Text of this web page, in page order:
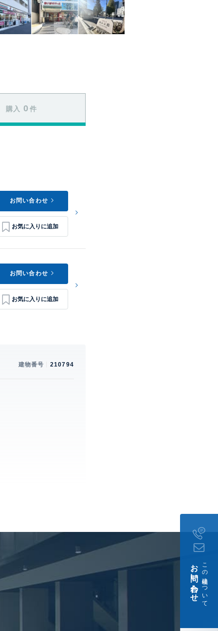
購入 0 件
お問い合わせ
お問い合わせ
建物番号 210794
この建物について
お問い合わせ